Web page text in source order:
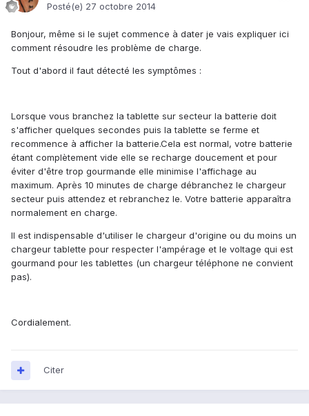
Posté(e) 27 octobre 2014
Bonjour, même si le sujet commence à dater je vais expliquer ici
comment résoudre les problème de charge.
Tout d'abord il faut détecté les symptômes :
Lorsque vous branchez la tablette sur secteur la batterie doit
s'afficher quelques secondes puis la tablette se ferme et
recommence à afficher la batterie.Cela est normal, votre batterie
étant complètement vide elle se recharge doucement et pour
éviter d'être trop gourmande elle minimise l'affichage au
maximum. Après 10 minutes de charge débranchez le chargeur
secteur puis attendez et rebranchez le. Votre batterie apparaîtra
normalement en charge.
Il est indispensable d'utiliser le chargeur d'origine ou du moins un
chargeur tablette pour respecter l'ampérage et le voltage qui est
gourmand pour les tablettes (un chargeur téléphone ne convient
pas).
Cordialement.
Citer